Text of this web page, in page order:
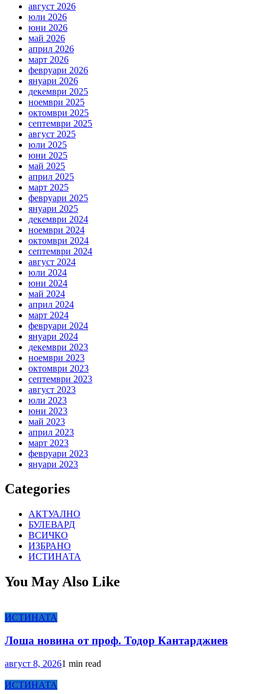
август 2026
юли 2026
юни 2026
май 2026
април 2026
март 2026
февруари 2026
януари 2026
декември 2025
ноември 2025
октомври 2025
септември 2025
август 2025
юли 2025
юни 2025
май 2025
април 2025
март 2025
февруари 2025
януари 2025
декември 2024
ноември 2024
октомври 2024
септември 2024
август 2024
юли 2024
юни 2024
май 2024
април 2024
март 2024
февруари 2024
януари 2024
декември 2023
ноември 2023
октомври 2023
септември 2023
август 2023
юли 2023
юни 2023
май 2023
април 2023
март 2023
февруари 2023
януари 2023
Categories
АКТУАЛНО
БУЛЕВАРД
ВСИЧКО
ИЗБРАНО
ИСТИНАТА
You May Also Like
ИСТИНАТА
Лоша новина от проф. Тодор Кантарджиев
август 8, 20261 min read
ИСТИНАТА